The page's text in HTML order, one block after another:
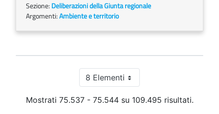
Sezione: Deliberazioni della Giunta regionale
Argomenti:Ambiente e territorio
8 ElementiPer pagina
Mostrati 75.537 - 75.544 su 109.495 risultati.